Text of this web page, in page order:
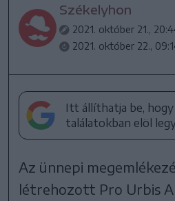
Székelyhon
2021. október 21.,
2021. október 22.,
Itt állíthatja be, hogy
találatokban elöl
Az ünnepi
létrehozott Pro Urbis